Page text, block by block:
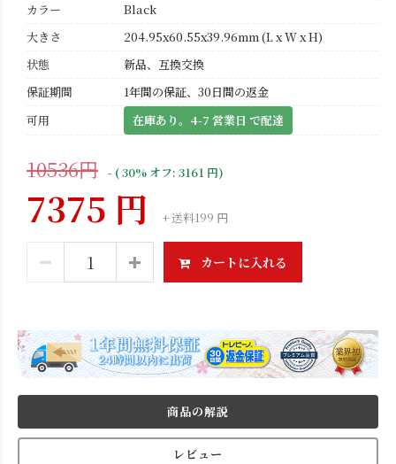
カラー
Black
大きさ
204.95x60.55x39.96mm (L x W x H)
状態
新品、互換交換
保証期間
1年間の保証、30日間の返金
可用
在庫あり。4-7 営業日 で配達
10536円 - ( 30% オフ: 3161 円)
7375 円 + 送料199 円
カートに入れる
商品の解説
レビュー